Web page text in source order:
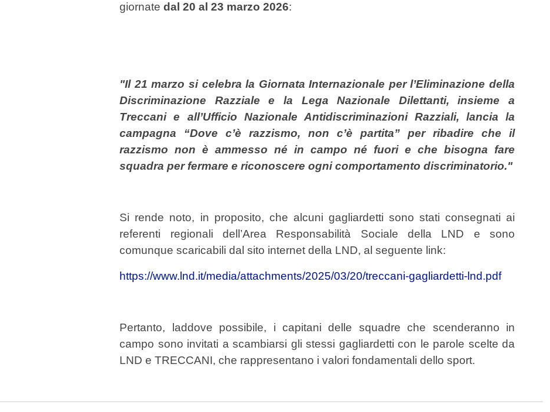
giornatedal 20 al 23 marzo 2026:
"Il 21 marzo si celebra la Giornata Internazionale per l’Eliminazione della
Discriminazione Razziale e la Lega Nazionale Dilettanti, insieme a
Treccani e all’Ufficio Nazionale Antidiscriminazioni Razziali, lancia la
campagna “Dove c’è razzismo, non c’è partita” per ribadire che il
razzismo non è ammesso né in campo né fuori e che bisogna fare
squadra per fermare e riconoscere ogni comportamento discriminatorio."
Si rende noto, in proposito, che alcuni gagliardetti sono stati consegnati ai
referenti regionali dell’Area Responsabilità Sociale della LND e sono
comunque scaricabili dal sito internet della LND, al seguente link:
https://www.lnd.it/media/attachments/2025/03/20/treccani-gagliardetti-lnd.pdf
Pertanto, laddove possibile, i capitani delle squadre che scenderanno in
campo sono invitati a scambiarsi gli stessi gagliardetti con le parole scelte da
LND e TRECCANI, che rappresentano i valori fondamentali dello sport.